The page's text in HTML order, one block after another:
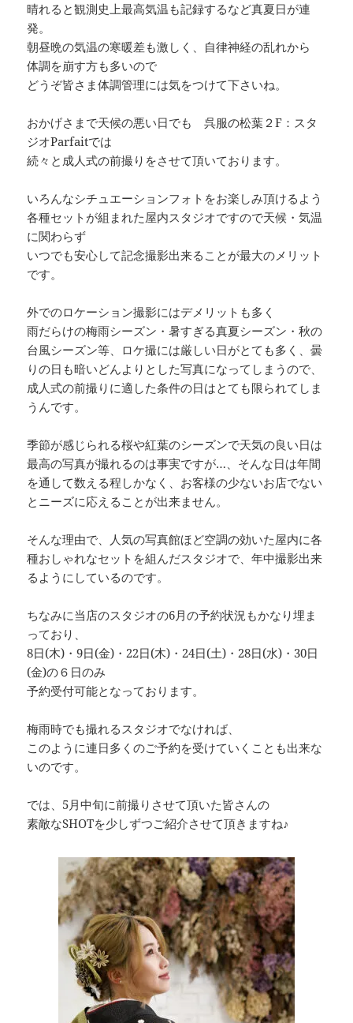
晴れると観測史上最高気温も記録するなど真夏日が連
発。
朝昼晩の気温の寒暖差も激しく、自律神経の乱れから
体調を崩す方も多いので
どうぞ皆さま体調管理には気をつけて下さいね。
おかげさまで天候の悪い日でも 呉服の松葉２F：スタ
ジオParfaitでは
続々と成人式の前撮りをさせて頂いております。
いろんなシチュエーションフォトをお楽しみ頂けるよう
各種セットが組まれた屋内スタジオですので天候・気温
に関わらず
いつでも安心して記念撮影出来ることが最大のメリット
です。
外でのロケーション撮影にはデメリットも多く
雨だらけの梅雨シーズン・暑すぎる真夏シーズン・秋の
台風シーズン等、ロケ撮には厳しい日がとても多く、曇
りの日も暗いどんよりとした写真になってしまうので、
成人式の前撮りに適した条件の日はとても限られてしま
うんです。
季節が感じられる桜や紅葉のシーズンで天気の良い日は
最高の写真が撮れるのは事実ですが…、そんな日は年間
を通して数える程しかなく、お客様の少ないお店でない
とニーズに応えることが出来ません。
そんな理由で、人気の写真館ほど空調の効いた屋内に各
種おしゃれなセットを組んだスタジオで、年中撮影出来
るようにしているのです。
ちなみに当店のスタジオの6月の予約状況もかなり埋ま
っており、
8日(木)・9日(金)・22日(木)・24日(土)・28日(水)・30日
(金)の６日のみ
予約受付可能となっております。
梅雨時でも撮れるスタジオでなければ、
このように連日多くのご予約を受けていくことも出来な
いのです。
では、5月中旬に前撮りさせて頂いた皆さんの
素敵なSHOTを少しずつご紹介させて頂きますね♪